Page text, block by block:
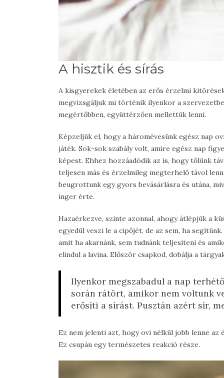
A hisztik és sírás
A kisgyerekek életében az erős érzelmi
megvizsgáljuk mi történik ilyenkor a
megértőbben, együttérzően mellettük lenni.
Képzeljük el, hogy a háromévesünk egész nap
játék. Sok-sok szabály volt, amire egész nap
képest. Ehhez hozzáadódik az is, hogy tőlünk
teljesen más és érzelmileg megterhelő távol
beugrottunk egy gyors bevásárlásra és utána,
inger érte.
Hazaérkezve, szinte azonnal, ahogy átlépjük a
egyedül veszi le a cipőjét, de az sem, ha
amit ha akarnánk, sem tudnánk teljesíteni és
elindul a lavina. Először csapkod, dobálja a
Ilyenkor megszabadul a nap
során rátört, amikor nem voltunk
erősíti a sírást. Pusztán azért sír,
Ez nem jelenti azt, hogy ovi nélkül jobb lenne
Ez csupán egy természetes reakció része.